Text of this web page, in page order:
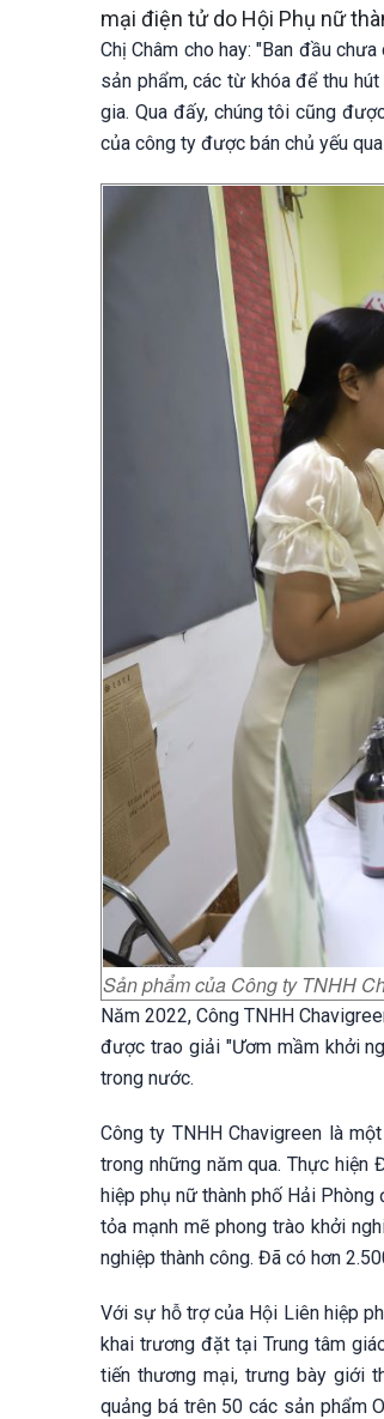
mại điện tử do Hội Phụ nữ
Chị Châm cho hay: "Ban đầu
sản phẩm, các từ khóa để thu
gia. Qua đấy, chúng tôi cũng
của công ty được bán chủ yếu
Sản phẩm của Công ty TNHH
Năm 2022, Công TNHH
được trao giải "Ươm mầm khởi
trong nước.
Công ty TNHH Chavigreen là
trong những năm qua. Thực hiện
hiệp phụ nữ thành phố Hải
tỏa mạnh mẽ phong trào khởi
nghiệp thành công. Đã có hơn
Với sự hỗ trợ của Hội Liên hiệp
khai trương đặt tại Trung tâm
tiến thương mại, trưng bày giới
quảng bá trên 50 các sản phẩm